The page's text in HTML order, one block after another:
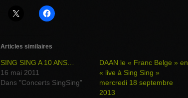
Articles similaires
SING SING A 10 ANS…
16 mai 2011
Dans "Concerts SingSing"
DAAN le « Franc Belge » en
« live à Sing Sing »
mercredi 18 septembre
2013